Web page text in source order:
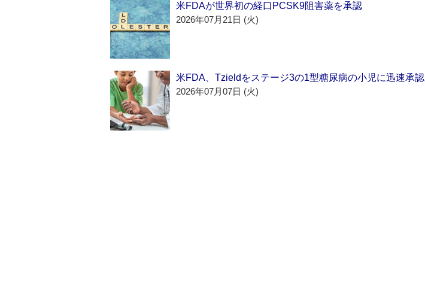
米FDAが世界初の経口PCSK9阻害薬を承認
2026年07月21日 (火)
米FDA、Tzieldをステージ3の1型糖尿病の小児に迅速承認
2026年07月07日 (火)